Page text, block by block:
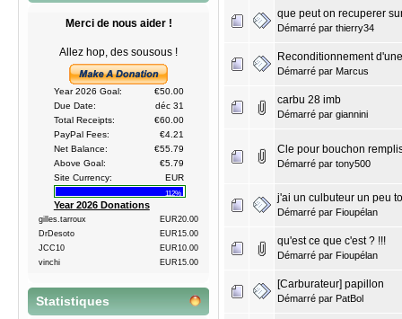
Merci de nous aider !
Allez hop, des sousous !
Year 2026 Goal:
€50.00
Due Date:
déc 31
Total Receipts:
€60.00
PayPal Fees:
€4.21
Net Balance:
€55.79
Above Goal:
€5.79
Site Currency:
EUR
112%
Year 2026 Donations
gilles.tarroux
EUR20.00
DrDesoto
EUR15.00
JCC10
EUR10.00
vinchi
EUR15.00
Statistiques
que peut on recuperer
Démarré par thierry34
Reconditionnement
Démarré par Marcus
carbu 28 imb
Démarré par giannini
Cle pour bouchon
Démarré par tony500
j'ai un culbuteur un peu
Démarré par Fioupélan
qu'est ce que c'est ? !!!
Démarré par Fioupélan
[Carburateur] papillon
Démarré par PatBol